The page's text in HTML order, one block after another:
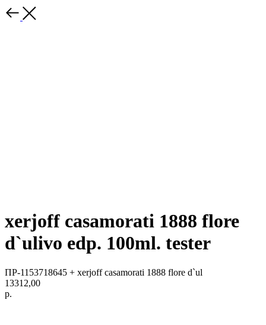
xerjoff casamorati 1888 flore
d`ulivo edp. 100ml. tester
ПР-1153718645 + xerjoff casamorati 1888 flore d`ul
13312,00
р.